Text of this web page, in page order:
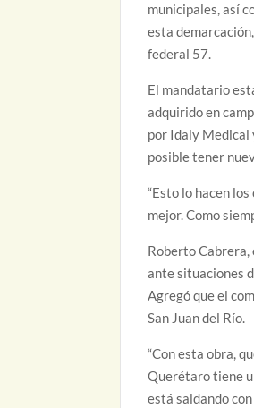
municipales, así
esta
federal 57.
El mandatario
adquirido en
por Idaly Medical
posible tener
“Esto lo hacen
mejor. Como
Roberto Cabrera,
ante situaciones
Agregó que el
San Juan del Río.
“Con esta obra,
Querétaro tiene
está saldando